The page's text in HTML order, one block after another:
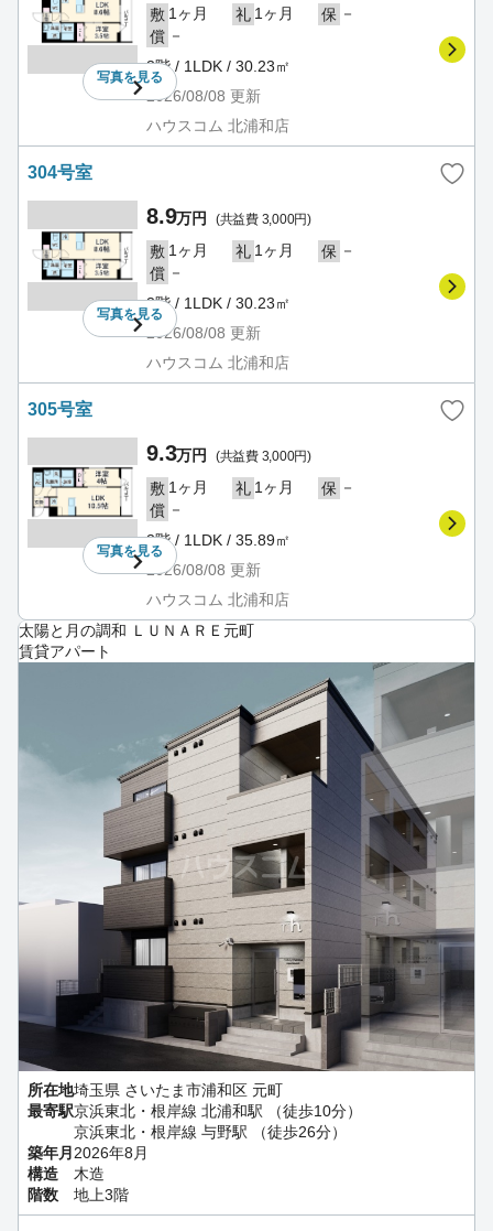
写真を見る
敷 1ヶ月 礼 1ヶ月 保 －
償 －
3階 / 1LDK / 30.23㎡
2026/08/08 更新
ハウスコム 北浦和店
304号室
写真を見る
8.9万円 (共益費 3,000円)
敷 1ヶ月 礼 1ヶ月 保 －
償 －
3階 / 1LDK / 30.23㎡
2026/08/08 更新
ハウスコム 北浦和店
305号室
写真を見る
9.3万円 (共益費 3,000円)
敷 1ヶ月 礼 1ヶ月 保 －
償 －
3階 / 1LDK / 35.89㎡
2026/08/08 更新
ハウスコム 北浦和店
太陽と月の調和 ＬＵＮＡＲＥ元町
賃貸アパート
所在地埼玉県 さいたま市浦和区 元町
最寄駅京浜東北・根岸線 北浦和駅 （徒歩10分）
京浜東北・根岸線 与野駅 （徒歩26分）
築年月 2026年8月
構造
木造
階数
地上3階